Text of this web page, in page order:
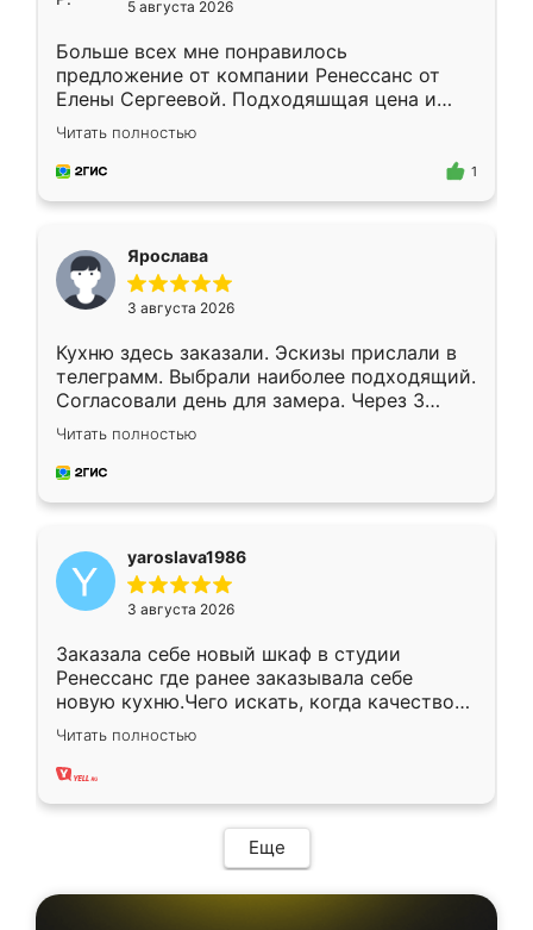
5 августа 2026
Больше всех мне понравилось
предложение от компании Ренессанс от
Елены Сергеевой. Подходяшщая цена и
короткие сроки изготовления. Приехавший
для замера сотрудник Владислав
предложил по моему эскизу самый
Читать полностью
1
Ярослава
3 августа 2026
Кухню здесь заказали. Эскизы прислали в
телеграмм. Выбрали наиболее подходящий.
Согласовали день для замера. Через 3
недели кухня была уже готова. Остались
довольны работой. Спасибо Ренессанс
мебель за качественную работу!
Читать полностью
yaroslava1986
3 августа 2026
Заказала себе новый шкаф в студии
Ренессанс где ранее заказывала себе
новую кухню.Чего искать, когда качеством
вполне довольна. Служит кухня уже почти
два года, нареканий нет.
Читать полностью
Еще